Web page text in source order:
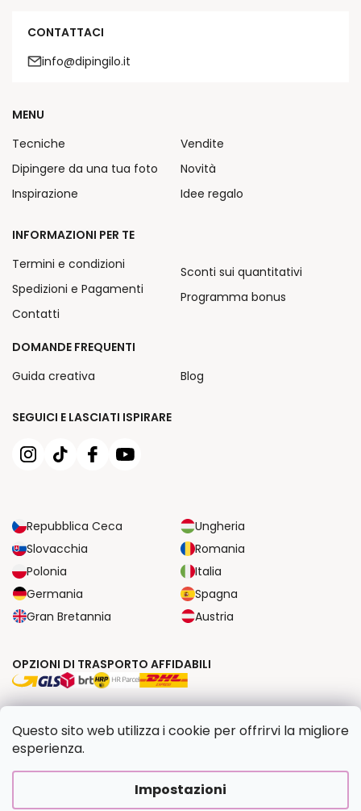
Questo sito web utilizza i cookie per offrirvi la migliore
esperienza.
Impostazioni
CONTATTACI
info@dipingilo.it
SEGUICI E LASCIATI ISPIRARE
Repubblica Ceca
Ungheria
Slovacchia
Romania
Polonia
Italia
Germania
Spagna
Gran Bretannia
Austria
MENU
Tecniche
Dipingere da una tua foto
Inspirazione
Vendite
Novità
Idee regalo
INFORMAZIONI PER TE
Termini e condizioni
Spedizioni e Pagamenti
Contatti
Sconti sui quantitativi
Programma bonus
DOMANDE FREQUENTI
Guida creativa
Blog
OPZIONI DI TRASPORTO AFFIDABILI
Creato da Shoptet Premium|UpraviloFV STUDIO
Copyright 2026Dipingilo.it. Tutti i diritti riservati.